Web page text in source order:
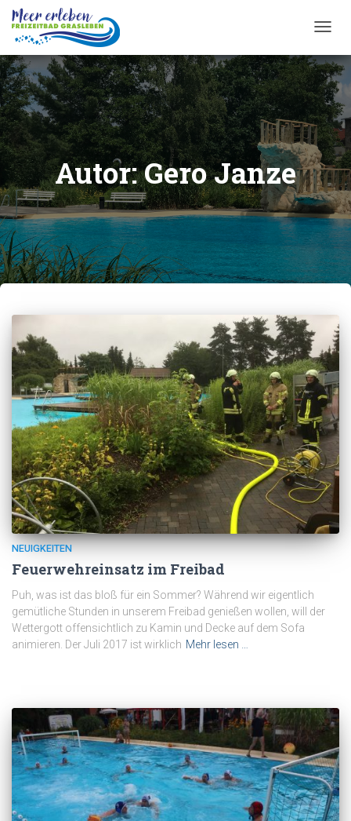
Autor:Gero Janze
NEUIGKEITEN
Feuerwehreinsatz im Freibad
Puh, was ist das bloß für ein Sommer? Während wir eigentlich
gemütliche Stunden in unserem Freibad genießen wollen, will der
Wettergott offensichtlich zu Kamin und Decke auf dem Sofa
animieren. Der Juli 2017 ist wirklich Mehr lesen …